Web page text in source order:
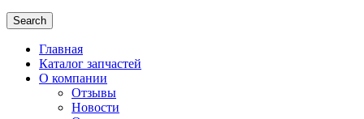
Search
Главная
Каталог запчастей
О компании
Отзывы
Новости